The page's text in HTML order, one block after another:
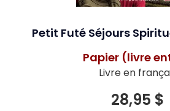
Petit Futé Séjours
Papier (livre
Livre en
28,95 $